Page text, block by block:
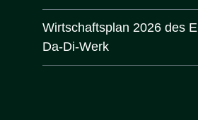
Wirtschaftsplan 2026 des
Da-Di-Werk